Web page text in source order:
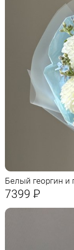
Белый георгин и
7399 Р